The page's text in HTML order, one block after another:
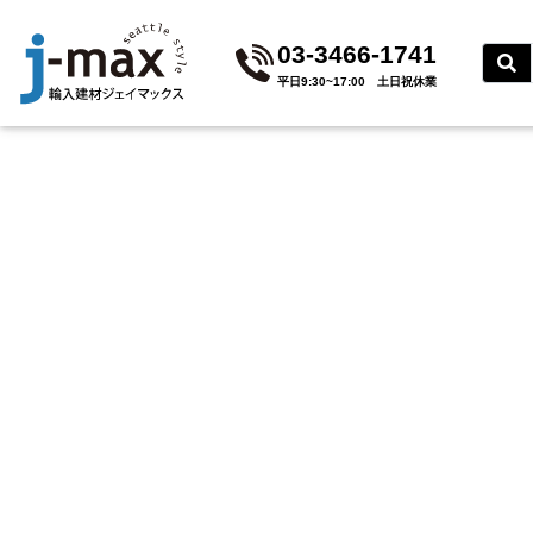
03-3466-1741
平⽇9:30~17:00 ⼟⽇祝休業